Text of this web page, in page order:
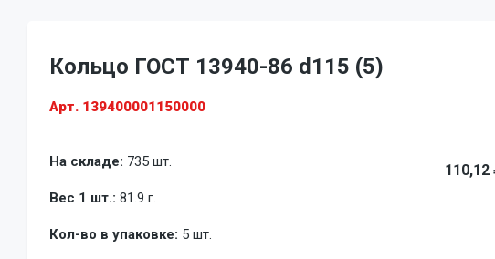
Кольцо ГОСТ 13940-86 d115 (5)
Арт. 139400001150000
На складе: 735 шт.
Вес 1 шт.: 81.9 г.
Кол-во в упаковке: 5 шт.
110,12